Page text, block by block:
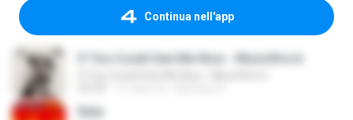
Continua nell'app
If You Could See Me Now - Musicfire.in
Rela